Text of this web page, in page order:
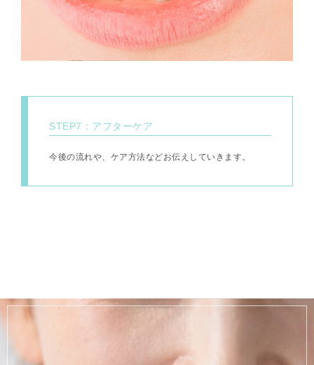
STEP7：アフターケア
今後の流れや、ケア方法などお伝えしていきます。